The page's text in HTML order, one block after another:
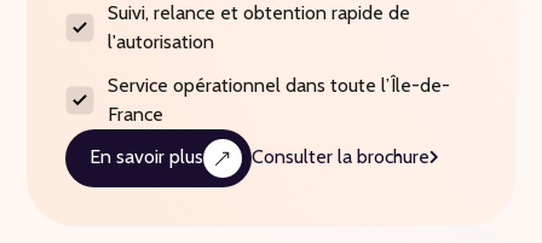
Suivi, relance et obtention rapide de
l'autorisation
Service opérationnel dans toute l’Île-de-
France
En savoir plus
Consulter la brochure